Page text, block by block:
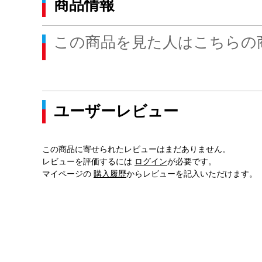
商品情報
この商品を見た人はこちら
ユーザーレビュー
この商品に寄せられたレビューはまだありません。
レビューを評価するには ログインが必要です。
マイページの 購入履歴からレビューを記入いただけます。